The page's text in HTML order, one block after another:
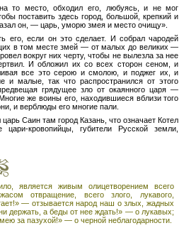
то место, обходил его, любуясь, и не мог
поставить здесь город, большой, крепкий и
он, — царь, уморю змея и место очищу».
если он это сделает. И собрал чародей
в том месте змей — от малых до великих —
вокруг них черту, чтобы не вылезла за нее
И обложил их со всех сторон сеном, и
все это серою и смолою, и поджег их, и
и малые, так что распространился от этого
грядущее зло от окаянного царя —
же воины его, находившиеся вблизи того
и верблюды его многие пали.
Саин там город Казань, что означает Котел
кровопийцы, губители Русской земли,
является живым олицетворением всего
отвращение, всего злого, лукавого,
— отзывается народ наш о злых, жадных
держать, а беды от нее ждать!» — о лукавых;
за пазухой!» — о черной неблагодарности.